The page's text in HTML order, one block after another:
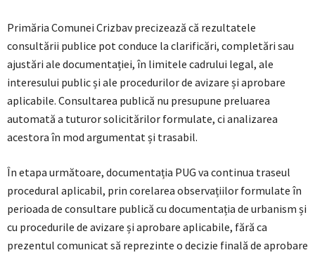
Primăria Comunei Crizbav precizează că rezultatele
consultării publice pot conduce la clarificări, completări sau
ajustări ale documentației, în limitele cadrului legal, ale
interesului public și ale procedurilor de avizare și aprobare
aplicabile. Consultarea publică nu presupune preluarea
automată a tuturor solicitărilor formulate, ci analizarea
acestora în mod argumentat și trasabil.
În etapa următoare, documentația PUG va continua traseul
procedural aplicabil, prin corelarea observațiilor formulate în
perioada de consultare publică cu documentația de urbanism și
cu procedurile de avizare și aprobare aplicabile, fără ca
prezentul comunicat să reprezinte o decizie finală de aprobare